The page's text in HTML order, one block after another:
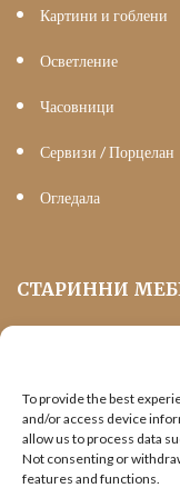
To provide the best
and/or access device
allow us to process data
Not consenting or
features and functions.
Картини и гоблени
Осветление
Часовници
Сервизи / Порцелан
Огледала
СТАРИННИ
Трапезни маси и
Шкафове и витрини